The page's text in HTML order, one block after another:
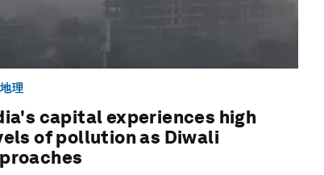
理
capital experiences high
of pollution as Diwali